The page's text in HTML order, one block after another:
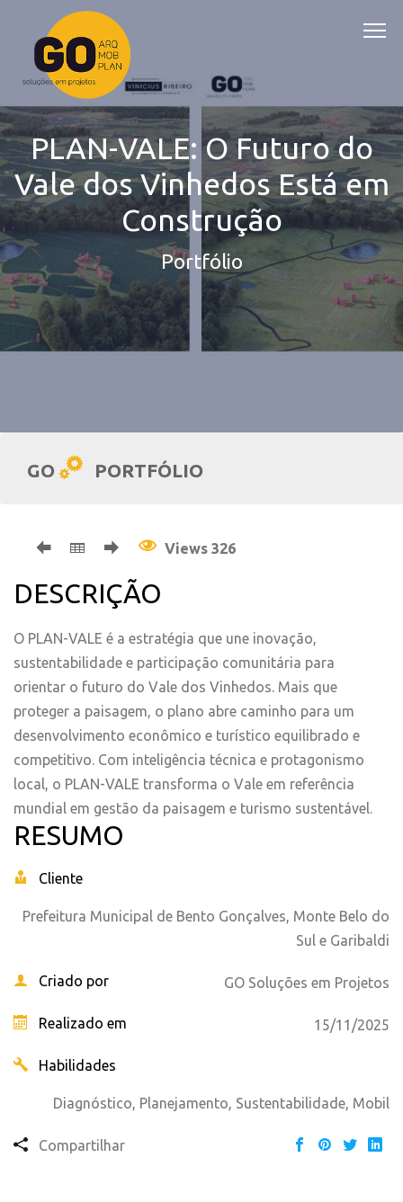
PLAN-VALE: O Futuro do
Vale dos Vinhedos Está em
Construção
Portfólio
GO PORTFÓLIO
Views 326
DESCRIÇÃO
O PLAN-VALE é a estratégia que une inovação,
sustentabilidade e participação comunitária para
orientar o futuro do Vale dos Vinhedos. Mais que
proteger a paisagem, o plano abre caminho para um
desenvolvimento econômico e turístico equilibrado e
competitivo. Com inteligência técnica e protagonismo
local, o PLAN-VALE transforma o Vale em referência
mundial em gestão da paisagem e turismo sustentável.
RESUMO
Cliente
Prefeitura Municipal de Bento Gonçalves, Monte Belo do
Sul e Garibaldi
Criado por GO Soluções em Projetos
Realizado em 15/11/2025
Habilidades
Diagnóstico, Planejamento, Sustentabilidade, Mobil
Compartilhar